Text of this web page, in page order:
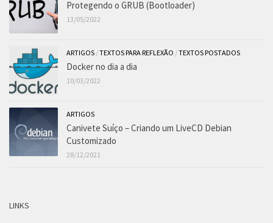
Protegendo o GRUB (Bootloader)
13/05/2022
ARTIGOS /TEXTOS PARA REFLEXÃO /TEXTOS POSTADOS
Docker no dia a dia
10/03/2022
ARTIGOS
Canivete Suíço – Criando um LiveCD Debian
Customizado
28/12/2021
LINKS